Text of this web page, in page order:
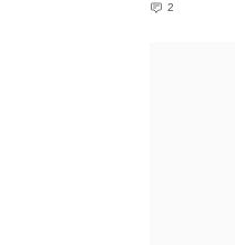
2